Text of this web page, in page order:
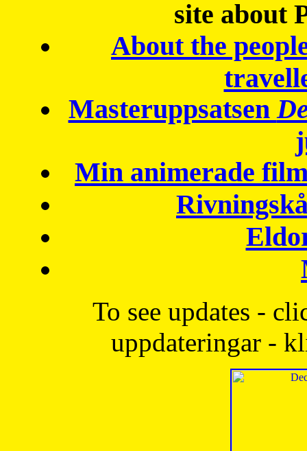
site about
About the
Masteruppsatsen
Min animerade
To see updates -
uppdateringar -